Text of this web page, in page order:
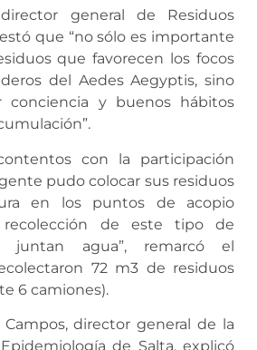
general de Residuos
que “no sólo es importante
que favorecen los focos
del Aedes Aegyptis, sino
conciencia y buenos hábitos
con la participación
pudo colocar sus residuos
en los puntos de acopio
recolección de este tipo de
juntan agua”, remarcó el
72 m3 de residuos
6 camiones).
Campos, director general de la
de Salta, explicó